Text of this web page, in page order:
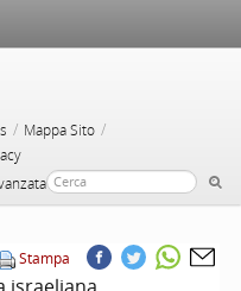
/ Mappa Sito /
Stampa